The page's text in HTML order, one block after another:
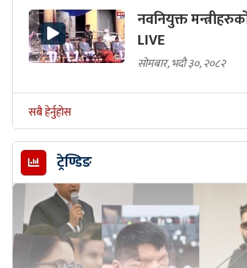
नवनियुक्त
LIVE
सोमबार, भदौ ३०, २०८२
सबै हेर्नुहोस
ट्रेण्डिङ